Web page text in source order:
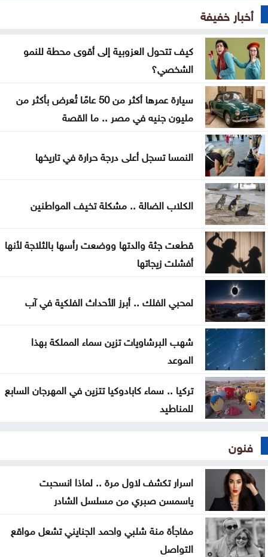
دراسة حديثة: التحدث بأكثر من لغة يبطئ الشيخوخة
البيولوجية للدماغ
لا تغيير على موعد العودة للمدارس
تركيا والسعودية وباكستان تعتزم توقيع اتفاقية دفاع
مشترك
أميركية وإسرائيلية مضيق هرمز
ترامب يوقع أمرا تنفيذيا يهدف لتقييد حق اكتساب
الجنسية الأميركية بالولادة
هجمات حوثية
أخبار خفيفة
كيف تتحول العزوبية إلى أقوى محطة للنمو
الشخصي؟
سيارة عمرها أكثر من 50 عامًا تُعرض بأكثر من
مليون جنيه في مصر .. ما القصة
النمسا تسجل أعلى درجة حرارة في تاريخها
الكلاب الضالة .. مشكلة تخيف المواطنين
قطعت جثة والدتها ووضعت رأسها بالثلاجة لأنها
أفشلت زيجاتها
لمحبي الفلك .. أبرز الأحداث الفلكية في آب
شهب البرشاويات تزين سماء المملكة بهذا
الموعد
تركيا .. سماء كابادوكيا تتزين في المهرجان السابع
للمناطيد
فنون
اسرار تكشف لاول مرة .. لماذا انسحبت
ياسمسن صبري من مسلسل الشادر
مفاجأة منة شلبي واحمد الجنايني تشعل مواقع
التواصل